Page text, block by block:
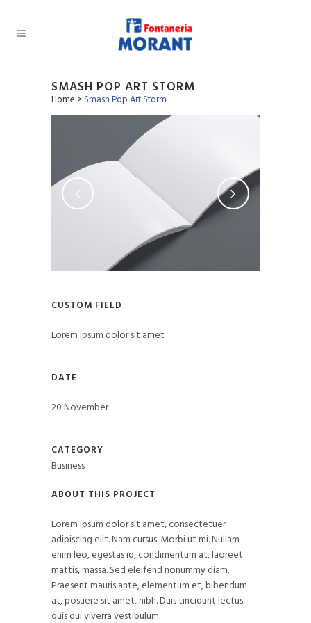
SMASH POP ART STORM
Home >Smash Pop Art Storm
CUSTOM FIELD
Lorem ipsum dolor sit amet
DATE
20 November
CATEGORY
Business
ABOUT THIS PROJECT
Lorem ipsum dolor sit amet, consectetuer
adipiscing elit. Nam cursus. Morbi ut mi. Nullam
enim leo, egestas id, condimentum at, laoreet
mattis, massa. Sed eleifend nonummy diam.
Praesent mauris ante, elementum et, bibendum
at, posuere sit amet, nibh. Duis tincidunt lectus
quis dui viverra vestibulum.